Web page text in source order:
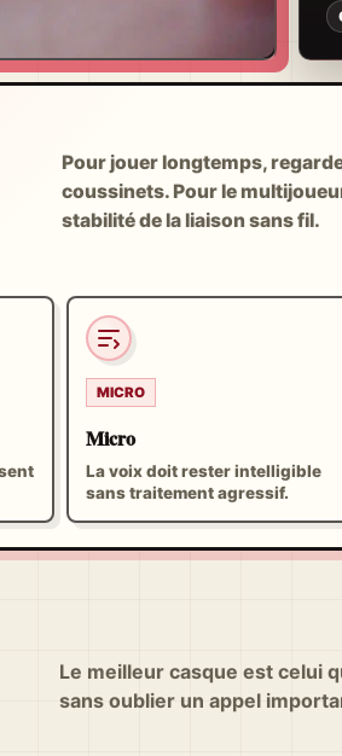
Pour jouer longtemps,
coussinets. Pour le
stabilité de la liaison sans fil.
MICRO
Micro
La voix doit rester intelligible
sans traitement agressif.
Le meilleur casque est celui
sans oublier un appel